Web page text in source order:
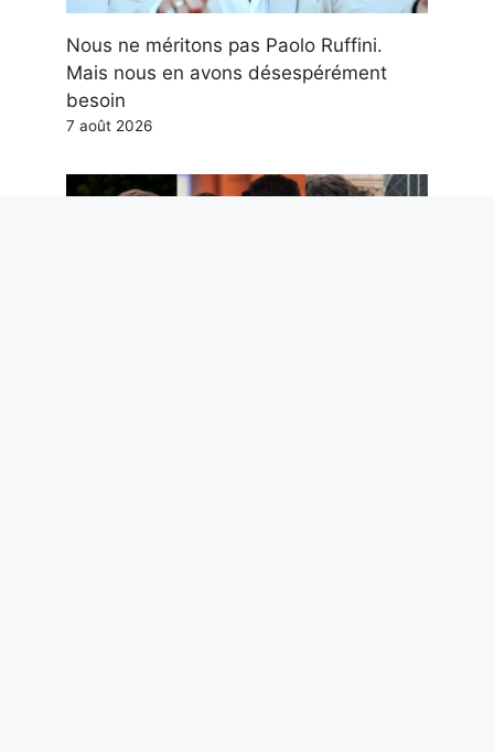
Nous ne méritons pas Paolo Ruffini.
Mais nous en avons désespérément
besoin
7 août 2026